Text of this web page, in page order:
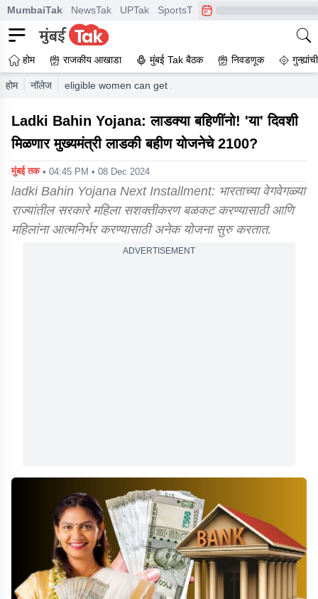
MumbaiTak NewsTak UPTak SportsTak CrimeTak
होम राजकीय आखाडा मुंबई Tak बैठक निवडणूक
होम नॉलेज eligible women can get 2100 rs installment of
Ladki Bahin Yojana: लाडक्या बहिणींनो! 'या' दिवशी
मिळणार मुख्यमंत्री लाडकी बहीण योजनेचे 2100?
मुंबई तक • 04:45 PM • 08 Dec 2024
ladki Bahin Yojana Next Installment: भारताच्या वेगवेगळ्या
राज्यांतील सरकारे महिला सशक्तीकरण बळकट करण्यासाठी आणि
महिलांना आत्मनिर्भर करण्यासाठी अनेक योजना सुरु करतात.
ADVERTISEMENT